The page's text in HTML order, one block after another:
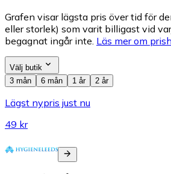
Grafen visar lägsta pris över tid för
eller storlek) som varit billigast vid
begagnat ingår inte. Läs mer om
Välj butik
3 mån
6 mån 1 år 2 år
Lägst nypris just nu
49 kr